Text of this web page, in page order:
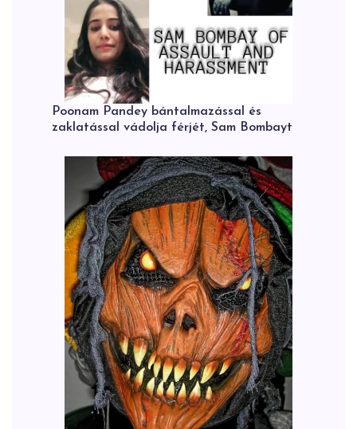
Poonam Pandey bántalmazással és
zaklatással vádolja férjét, Sam Bombayt